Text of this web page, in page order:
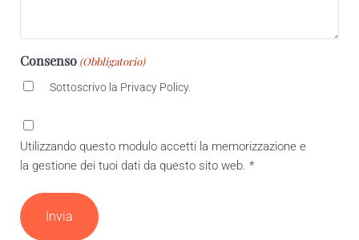
Consenso (Obbligatorio)
Sottoscrivo la Privacy Policy.
P
r
i
v
c
y
Utilizzando questo modulo accetti la memorizzazione e
la gestione dei tuoi dati da questo sito web. *